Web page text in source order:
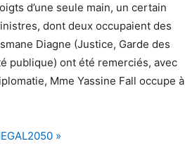
d’une seule main, un certain
dont deux occupaient des
Diagne (Justice, Garde des
publique) ont été remerciés, avec
Mme Yassine Fall occupe à
»